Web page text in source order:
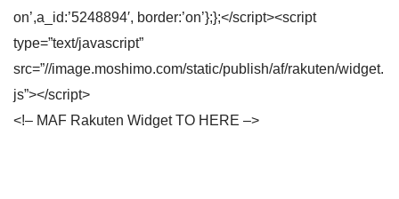
on’,a_id:’5248894′, border:’on’};};</script><script
type=”text/javascript”
src=”//image.moshimo.com/static/publish/af/rakuten/widget.
js”></script>
<!– MAF Rakuten Widget TO HERE –>